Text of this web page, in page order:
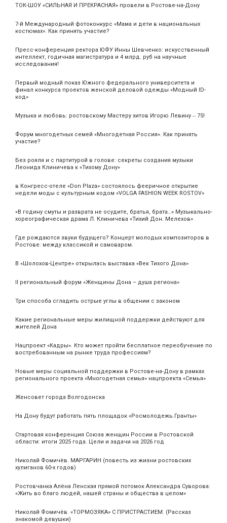
ТОК-ШОУ «СИЛЬНАЯ И ПРЕКРАСНАЯ» провели в Ростове-на-Дону
7-й Международный фотоконкурс «Мама и дети в национальных
костюмах». Как принять участие?
Пресс-конференция ректора ЮФУ Инны Шевченко: искусственный
интеллект, годичная магистратура и 4 млрд. руб на научные
исследования!
Первый модный показ Южного федерального университета и
финал конкурса проектов женской деловой одежды «Модный ID-
код»
Музыка и любовь: ростовскому Мастеру хитов Игорю Левину ‒ 75!
Форум многодетных семей «Многодетная Россия». Как принять
участие?
Без рояля и с партитурой в голове: секреты создания музыки
Леонида Клиничева к «Тихому Дону»
в Конгресс-отеле «Don Plaza» состоялось фееричное открытие
недели моды с культурным кодом «VOLGA FASHION WEEK ROSTOV»
«В годину смуты и разврата не осудите, братья, брата…» Музыкально-
хореографическая драма Л. Клиничева «Тихий Дон. Мелехов»
Где рождаются звуки будущего? Концерт молодых композиторов в
Ростове: между классикой и самоваром.
В «Шолохов-Центре» открылась выставка «Век Тихого Дона»
II региональный форум «Женщины Дона – душа региона»
Три способа сгладить острые углы в общении с законом
Какие региональные меры жилищной поддержки действуют для
жителей Дона
Нацпроект «Кадры». Кто может пройти бесплатное переобучение по
востребованным на рынке труда профессиям?
Новые меры социальной поддержки в Ростове-на-Дону в рамках
регионального проекта «Многодетная семья» нацпроекта «Семья»
Женсовет города Волгодонска
На Дону будут работать пять площадок «Росмолодежь.Гранты»
Стартовая конференция Союза женщин России в Ростовской
области: итоги 2025 года. Цели и задачи на 2026 год
Николай Фомичёв. МАРГАРИН (повесть из жизни ростовских
хулиганов 60-х годов)
Ростовчанка Алёна Ленская прямой потомок Александра Суворова:
«Жить во благо людей, нашей страны и общества в целом»
Николай Фомичёв. «ТОРМОЗЯКА» С ПРИСТРАСТИЕМ. (Рассказ
знакомой девушки)